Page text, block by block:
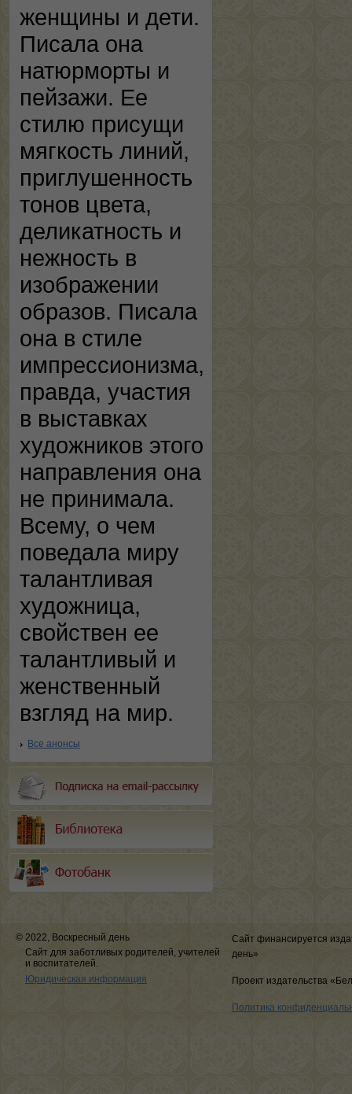
женщины и дети.
Писала она
натюрморты и
пейзажи. Ее
стилю присущи
мягкость линий,
приглушенность
тонов цвета,
деликатность и
нежность в
изображении
образов. Писала
она в стиле
импрессионизма,
правда, участия
в выставках
художников этого
направления она
не принимала.
Всему, о чем
поведала миру
талантливая
художница,
свойствен ее
талантливый и
женственный
взгляд на мир.
Все анонсы
© 2022, Воскресный день
Сайт для заботливых родителей, учителей
и воспитателей.
Юридическая информация
Сайт финансируется
день»
Проект издательства
Политика